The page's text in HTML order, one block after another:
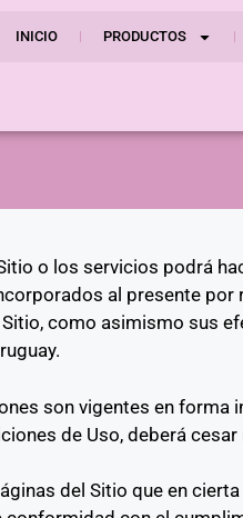
INICIO PRODUCTOS
o los servicios podrá
al presente
como asimismo sus
son vigentes en
de Uso, deberá
del Sitio que en